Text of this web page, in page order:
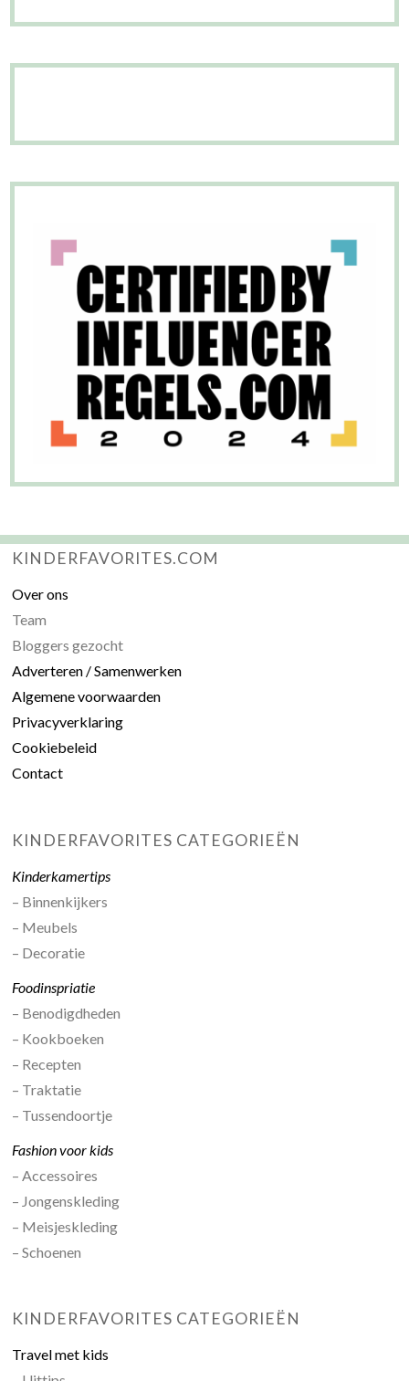
KINDERFAVORITES.COM
Over ons
Team
Bloggers gezocht
Adverteren / Samenwerken
Algemene voorwaarden
Privacyverklaring
Cookiebeleid
Contact
KINDERFAVORITES CATEGORIEËN
Kinderkamertips
– Binnenkijkers
– Meubels
– Decoratie
Foodinspriatie
– Benodigdheden
– Kookboeken
– Recepten
– Traktatie
– Tussendoortje
Fashion voor kids
– Accessoires
– Jongenskleding
– Meisjeskleding
– Schoenen
KINDERFAVORITES CATEGORIEËN
Travel met kids